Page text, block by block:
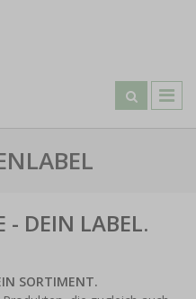
- DEIN LABEL.
SORTIMENT.